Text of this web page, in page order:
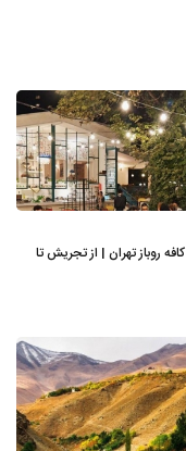
معرفی ۲۸ کافه روباز تهران | از تجریش تا